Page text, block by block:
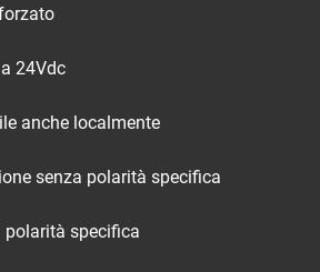
24Vdc
anche localmente
senza polarità specifica
polarità specifica